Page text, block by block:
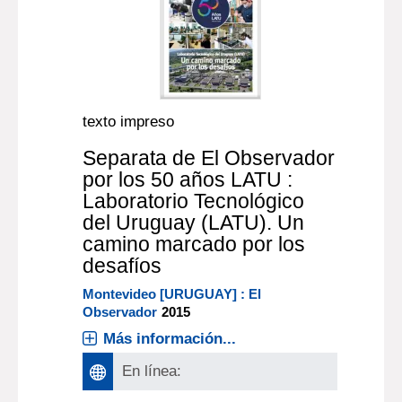
texto impreso
Separata de El Observador
por los 50 años LATU :
Laboratorio Tecnológico
del Uruguay (LATU). Un
camino marcado por los
desafíos
Montevideo [URUGUAY] : El
Observador 2015
Más información...
En línea: